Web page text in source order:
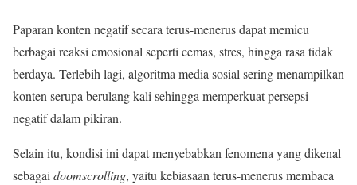
Paparan konten negatif secara terus-menerus dapat memicu
berbagai reaksi emosional seperti cemas, stres, hingga rasa tidak
berdaya. Terlebih lagi, algoritma media sosial sering menampilkan
konten serupa berulang kali sehingga memperkuat persepsi
negatif dalam pikiran.
Selain itu, kondisi ini dapat menyebabkan fenomena yang dikenal
sebagai doomscrolling, yaitu kebiasaan terus-menerus membaca